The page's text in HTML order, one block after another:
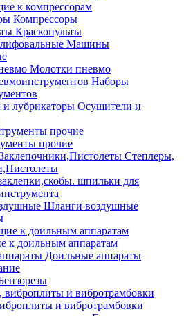
к компрессорам
Компрессоры
Краскопульты
Машины
Молотки пневмо
Наборы
Осушители и
прочие
Степлеры,
шпильки для
Шланги воздушные
к доильным аппаратам
Доильные аппараты
и вибротрамбовки